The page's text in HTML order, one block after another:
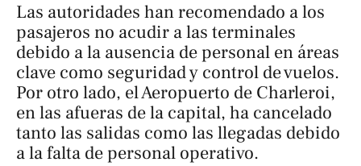
Las autoridades han recomendado a los
pasajeros no acudir a las terminales
debido a la ausencia de personal en áreas
clave como seguridad y control de vuelos.
Por otro lado, el Aeropuerto de Charleroi,
en las afueras de la capital, ha cancelado
tanto las salidas como las llegadas debido
a la falta de personal operativo.